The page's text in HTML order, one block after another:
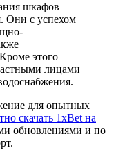
шкафов
Они с успехом
этого
лицами
для опытных
скачать 1xBet на
обновлениями и по